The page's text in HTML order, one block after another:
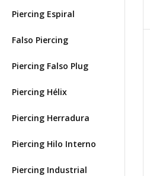
Piercing Espiral
Falso Piercing
Piercing Falso Plug
Piercing Hélix
Piercing Herradura
Piercing Hilo Interno
Piercing Industrial